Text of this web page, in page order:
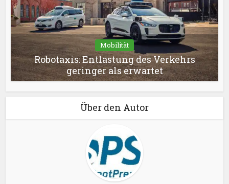
Mobilität
Robotaxis: Entlastung des Verkehrs
geringer als erwartet
Über den Autor